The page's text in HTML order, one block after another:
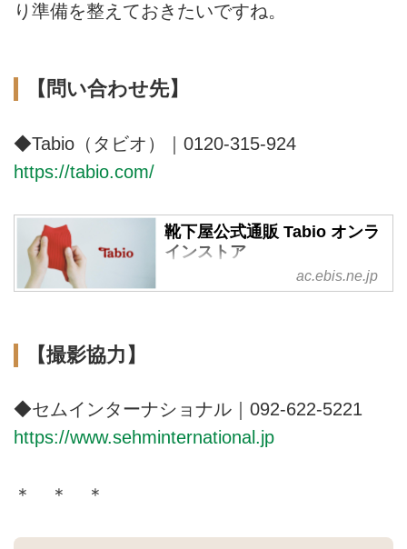
り準備を整えておきたいですね。
【問い合わせ先】
◆Tabio（タビオ）｜0120-315-924
https://tabio.com/
靴下屋公式通販 Tabio オンラ
インストア
最短翌日配送！ライフスタイルに
履き心地のために、熟練の日本の
職人た ちがひとつひとつ丁寧に
編みたてています。
ac.ebis.ne.jp
【撮影協力】
◆セムインターナショナル｜092-622-5221
https://www.sehminternational.jp
＊ ＊ ＊